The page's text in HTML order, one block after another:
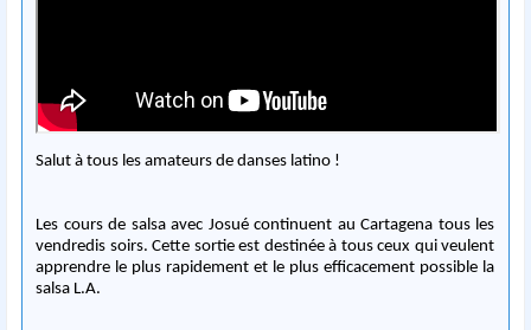
Salut à tous les amateurs de danses latino !
Les cours de salsa avec Josué continuent au Cartagena tous les
vendredis soirs. Cette sortie est destinée à tous ceux qui veulent
apprendre le plus rapidement et le plus efficacement possible la
salsa L.A.